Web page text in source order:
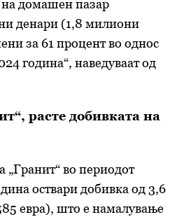
домашен пазар
денари (1,8 милиони
за 61 процент во однос
година“, наведуваат од
расте добивката на
„Гранит“ во периодот
оствари добивка од 3,6
евра), што е намалување